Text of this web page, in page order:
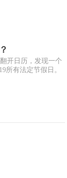
开日历，发现一个
所有法定节假日。